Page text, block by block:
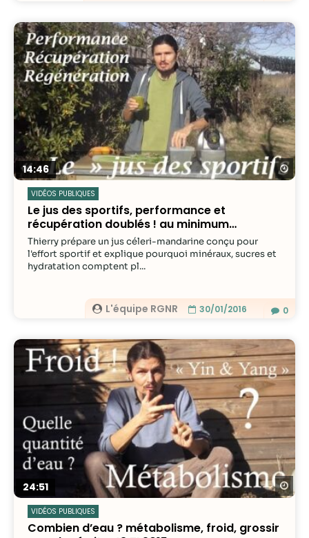
14:46
VIDÉOS PUBLIQUES
Le jus des sportifs, performance et
récupération doublés ! au minimum…
L'équipe RGNR 30/01/2016
Thierry prépare un jus céleri-mandarine conçu pour
l'effort sportif et explique pourquoi minéraux, sucres et
hydratation comptent pl...
0
24:51
VIDÉOS PUBLIQUES
Combien d’eau ? métabolisme, froid, grossir